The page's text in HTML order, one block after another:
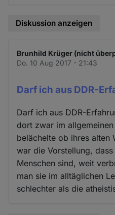
Diskussion anzeigen
Brunhild Krüger (nicht
Do. 10 Aug 2017 - 21:43
Darf ich aus DDR-
Darf ich aus DDR-
dort zwar im
belächelte ob ihres alten
war die Vorstellung,
Menschen sind, weit
man sie im alltäglichen
schlechter als die